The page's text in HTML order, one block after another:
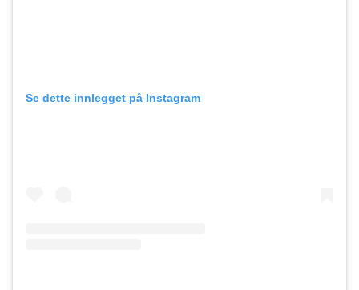
Se dette innlegget på Instagram